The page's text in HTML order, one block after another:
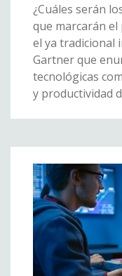
¿Cuáles serán
que marcarán el
el ya tradicional
Gartner que
tecnológicas
y productividad